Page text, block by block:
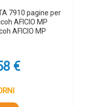
7910 pagine per
AFICIO MP
AFICIO MP
€Il